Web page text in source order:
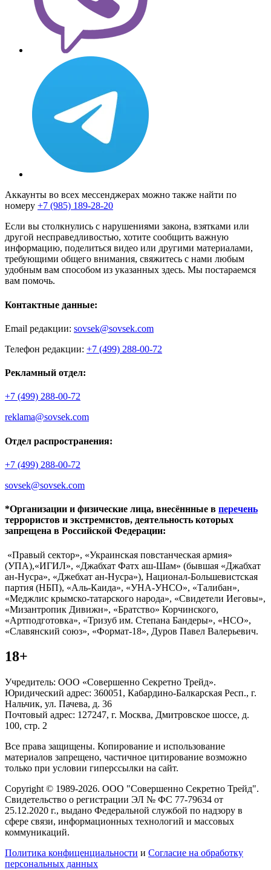
Аккаунты во всех мессенджерах можно также найти по
номеру +7 (985) 189-28-20
Если вы столкнулись с нарушениями закона, взятками или
другой несправедливостью, хотите сообщить важную
информацию, поделиться видео или другими материалами,
требующими общего внимания, свяжитесь с нами любым
удобным вам способом из указанных здесь. Мы постараемся
вам помочь.
Контактные данные:
Email редакции: sovsek@sovsek.com
Телефон редакции: +7 (499) 288-00-72
Рекламный отдел:
+7 (499) 288-00-72
reklama@sovsek.com
Отдел распространения:
+7 (499) 288-00-72
sovsek@sovsek.com
*Организации и физические лица, внесённные в перечень
террористов и экстремистов, деятельность которых
запрещена в Российской Федерации:
«Правый сектор», «Украинская повстанческая армия»
(УПА),«ИГИЛ», «Джабхат Фатх аш-Шам» (бывшая «Джабхат
ан-Нусра», «Джебхат ан-Нусра»), Национал-Большевистская
партия (НБП), «Аль-Каида», «УНА-УНСО», «Талибан»,
«Меджлис крымско-татарского народа», «Свидетели Иеговы»,
«Мизантропик Дивижн», «Братство» Корчинского,
«Артподготовка», «Тризуб им. Степана Бандеры», «НСО»,
«Славянский союз», «Формат-18», Дуров Павел Валерьевич.
18+
Учредитель: ООО «Совершенно Секретно Трейд».
Юридический адрес: 360051, Кабардино-Балкарская Респ., г.
Нальчик, ул. Пачева, д. 36
Почтовый адрес: 127247, г. Москва, Дмитровское шоссе, д.
100, стр. 2
Все права защищены. Копирование и использование
материалов запрещено, частичное цитирование возможно
только при условии гиперссылки на сайт.
Copyright © 1989-2026. ООО "Совершенно Секретно Трейд".
Свидетельство о регистрации ЭЛ № ФС 77-79634 от
25.12.2020 г., выдано Федеральной службой по надзору в
сфере связи, информационных технологий и массовых
коммуникаций.
Политика конфиценциальности и Согласие на обработку
персональных данных